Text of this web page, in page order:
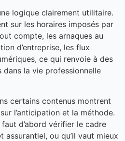
logique clairement utilitaire.
sur les horaires imposés par
compte, les arnaques au
d’entreprise, les flux
ce qui renvoie à des
la vie professionnelle
certains contenus montrent
l’anticipation et la méthode.
d’abord vérifier le cadre
ou qu’il vaut mieux